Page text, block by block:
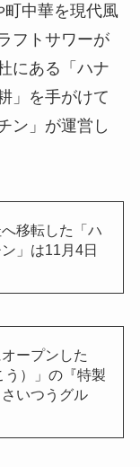
町中華を現代風
フトサワーが
にある「ハナ
」を手がけて
ン」が運営し
移転した「ハ
」は11月4日
ープンした
う）」の『特製
いつうグル